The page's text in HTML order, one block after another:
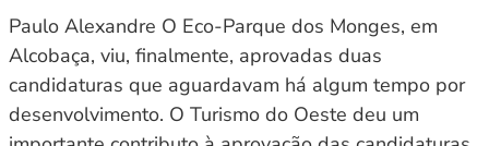
Paulo Alexandre O Eco-Parque dos Monges, em
Alcobaça, viu, finalmente, aprovadas duas
candidaturas que aguardavam há algum tempo por
desenvolvimento. O Turismo do Oeste deu um